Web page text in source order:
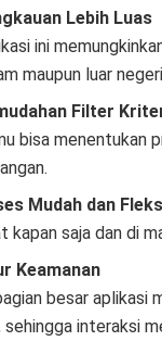
Lebih Luas
ini
maupun luar
Filter
bisa menentukan
Mudah dan
kapan saja dan di
Keamanan
besar aplikasi
sehingga interaksi